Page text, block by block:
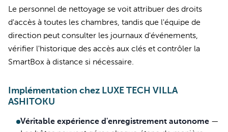
Le personnel de nettoyage se voit attribuer des droits
d'accès à toutes les chambres, tandis que l'équipe de
direction peut consulter les journaux d'événements,
vérifier l'historique des accès aux clés et contrôler la
SmartBox à distance si nécessaire.
Implémentation chez LUXE TECH VILLA
ASHITOKU
Véritable expérience d'enregistrement autonome —